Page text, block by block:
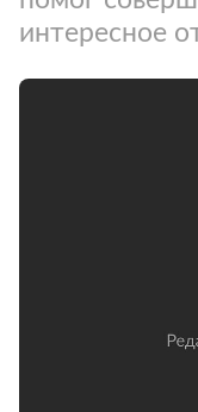
интересное